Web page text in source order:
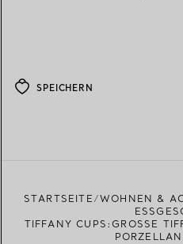
SPEICHERN
STARTSEITE WOHNEN &
TIFFANY CUPS:GROSSE